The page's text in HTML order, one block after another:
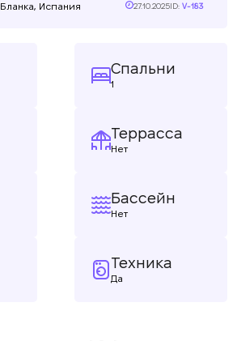
Испания 27.10.2025ID: V-183
Спальни
1
Террасса
Нет
Бассейн
Нет
Техника
Да